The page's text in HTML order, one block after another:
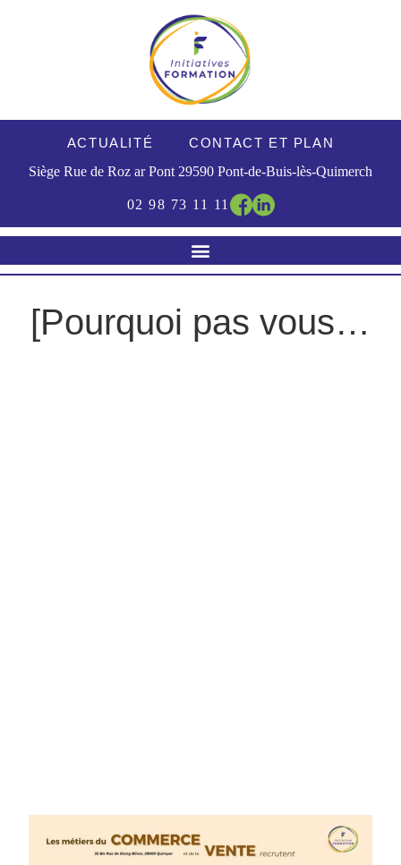
ACTUALITÉ
CONTACT ET PLAN
Siège Rue de Roz ar Pont 29590 Pont-de-Buis-lès-Quimerch
02 98 73 11 11
[Pourquoi pas vous…